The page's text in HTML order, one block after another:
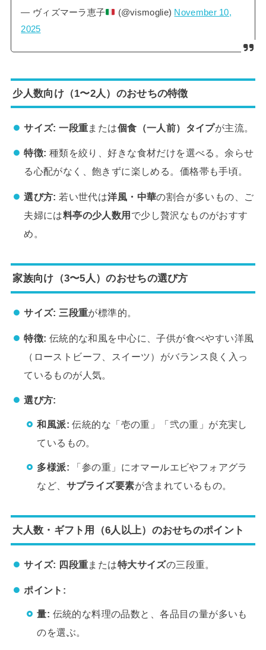
— ヴィズマーラ恵子 (@vismoglie) November 10,
2025
少人数向け（1〜2人）のおせちの特徴
サイズ: 一段重または個食（一人前）タイプが主流。
特徴: 種類を絞り、好きな食材だけを選べる。余らせ
る心配がなく、飽きずに楽しめる。価格帯も手頃。
選び方: 若い世代は洋風・中華の割合が多いもの、ご
夫婦には料亭の少人数用 で少し贅沢なものがおすす
め。
家族向け（3〜5人）のおせちの選び方
サイズ: 三段重が標準的。
特徴: 伝統的な和風を中心に、子供が食べやすい洋風
（ローストビーフ、スイーツ）がバランス良く入っ
ているものが人気。
選び方:
和風派: 伝統的な「壱の重」「弐の重」が充実し
ているもの。
多様派: 「参の重」にオマールエビやフォアグラ
など、 サプライズ要素が含まれているもの。
大人数・ギフト用（6人以上）のおせちのポイント
サイズ: 四段重または特大サイズの三段重。
ポイント:
量: 伝統的な料理の品数と、各品目の量が多いも
のを選ぶ。